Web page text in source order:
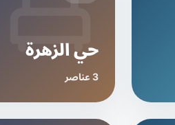
حي الزهرة
3 عناصر